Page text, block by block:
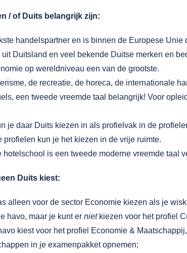
/ of Duits belangrijk zijn:
handelspartner en is binnen de Europese
uit Duitsland en veel bekende Duitse merken en
op wereldniveau een van de grootste.
de recreatie, de horeca, de internationale
een tweede vreemde taal belangrijk! Voor
je daar Duits kiezen in als profielvak in de
profielen kun je het kiezen in de vrije ruimte.
hotelschool is een tweede moderne vreemde taal
Duits kiest:
alleen voor de sector Economie kiezen als je
havo, maar je kunt er nietkiezen voor het profiel
kiest voor het profiel Economie &
in je examenpakket opnemen;